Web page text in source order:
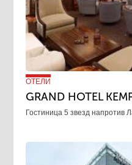
ОТЕЛИ
GRAND HOTEL
Гостиница 5 звезд напротив